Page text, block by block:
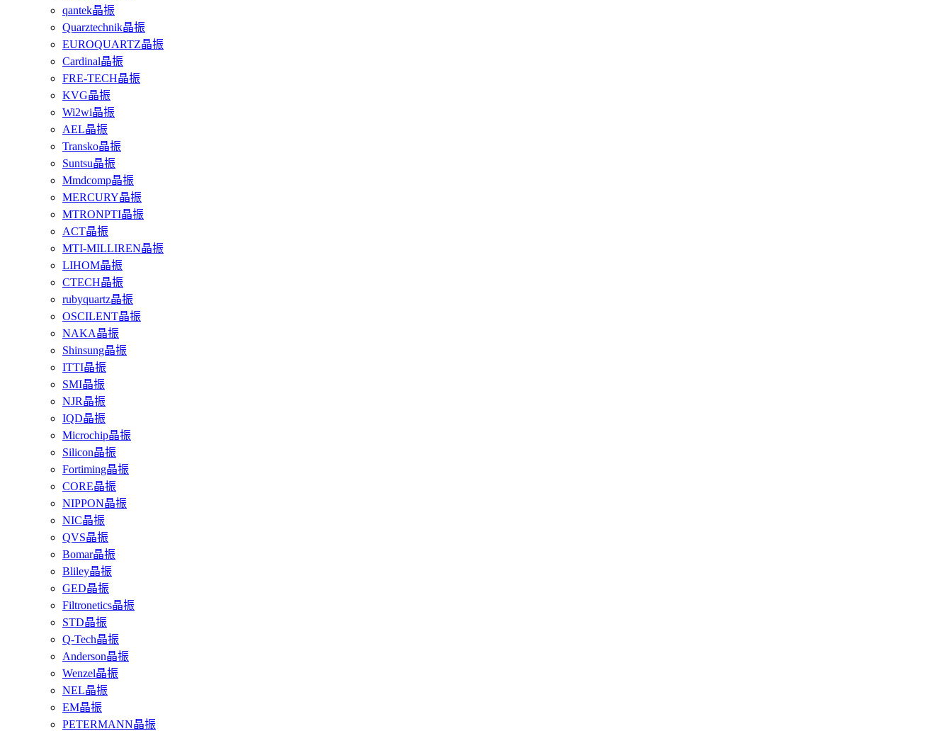
qantek晶振
Quarztechnik晶振
EUROQUARTZ晶振
Cardinal晶振
FRE-TECH晶振
KVG晶振
Wi2wi晶振
AEL晶振
Transko晶振
Suntsu晶振
Mmdcomp晶振
MERCURY晶振
MTRONPTI晶振
ACT晶振
MTI-MILLIREN晶振
LIHOM晶振
CTECH晶振
rubyquartz晶振
OSCILENT晶振
NAKA晶振
Shinsung晶振
ITTI晶振
SMI晶振
NJR晶振
IQD晶振
Microchip晶振
Silicon晶振
Fortiming晶振
CORE晶振
NIPPON晶振
NIC晶振
QVS晶振
Bomar晶振
Bliley晶振
GED晶振
Filtronetics晶振
STD晶振
Q-Tech晶振
Anderson晶振
Wenzel晶振
NEL晶振
EM晶振
PETERMANN晶振